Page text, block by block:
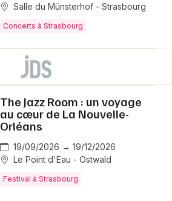
Salle du Münsterhof - Strasbourg
Concerts à Strasbourg
The Jazz Room : un voyage
au cœur de La Nouvelle-
Orléans
19/09/2026 → 19/12/2026
Le Point d'Eau - Ostwald
Festival à Strasbourg